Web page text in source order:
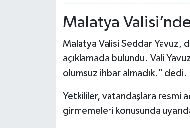
Malatya
Malatya Valisi Seddar Yavuz,
açıklamada bulundu. Vali
olumsuz ihbar almadık." dedi.
Yetkililer, vatandaşlara resmi
girmemeleri konusunda